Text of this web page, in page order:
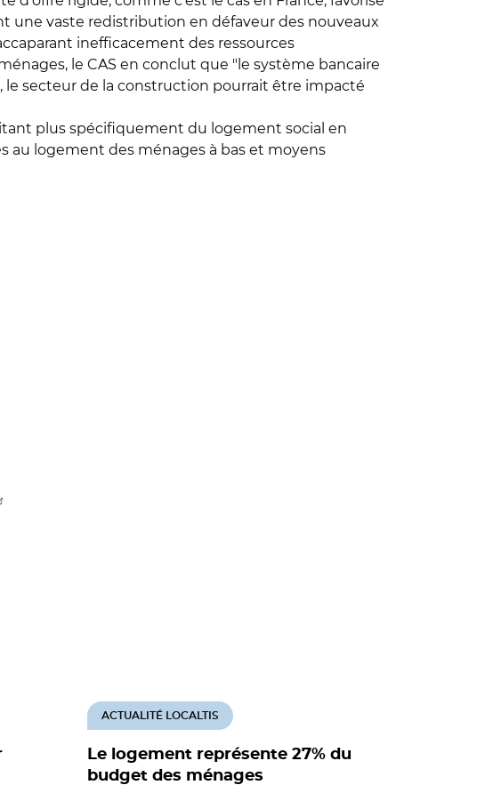
une vaste redistribution en défaveur des nouveaux
inefficacement des ressources
le CAS en conclut que "le système bancaire
secteur de la construction pourrait être impacté
plus spécifiquement du logement social en
au logement des ménages à bas et moyens
Le logement représente 27% du
budget des ménages
ACTUALITÉ LOCALTIS